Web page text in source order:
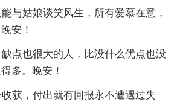
与姑娘谈笑风生，所有爱慕在意，
安！
点也很大的人，比没什么优点也没
多。晚安！
获，付出就有回报永不遭遇过失